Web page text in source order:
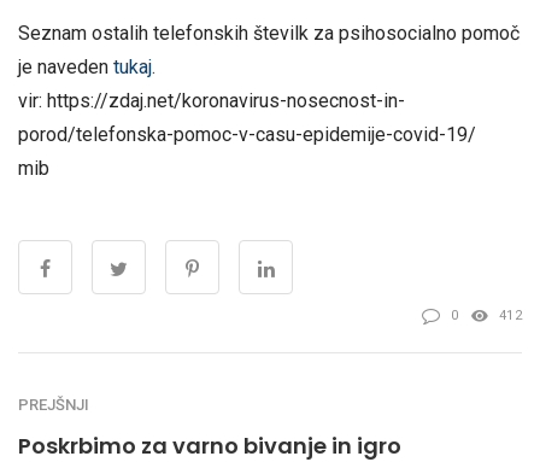
Seznam ostalih telefonskih številk za psihosocialno pomoč
je naveden tukaj.
vir: https://zdaj.net/koronavirus-nosecnost-in-
porod/telefonska-pomoc-v-casu-epidemije-covid-19/
mib
0 412
PREJŠNJI
Poskrbimo za varno bivanje in igro